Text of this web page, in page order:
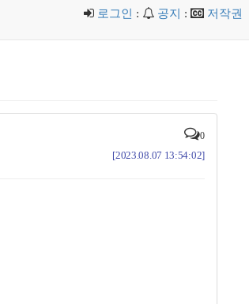
로그인 : 공지 : 저작권
0
[2023.08.07 13:54:02]